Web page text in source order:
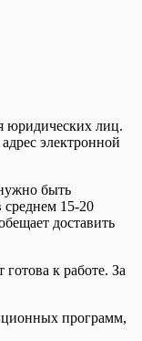
юридических лиц.
электронной
быть
среднем 15-20
доставить
к работе. За
программ,